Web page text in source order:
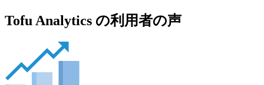
Tofu Analytics の利用者の声